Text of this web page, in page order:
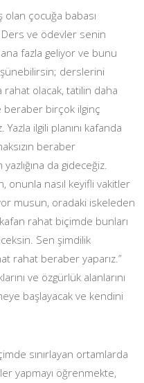
çocuğa babası
ve ödevler senin
fazla geliyor ve bunu
derslerini
rahat olacak, tatilin daha
beraber birçok ilginç
ilgili planını kafanda
beraber
da gideceğiz.
onunla nasıl keyifli vakitler
musun, oradaki iskeleden
rahat biçimde bunları
Sen şimdilik
rahat beraber yaparız.”
ve özgürlük alanlarını
başlayacak ve kendini
sınırlayan ortamlarda
yapmayı öğrenmekte,